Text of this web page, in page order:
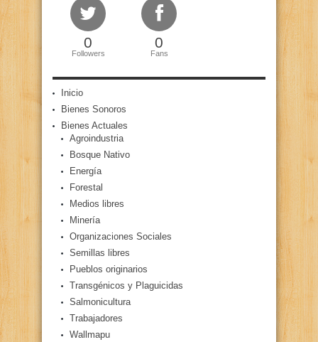
0
Followers
0
Fans
Inicio
Bienes Sonoros
Bienes Actuales
Agroindustria
Bosque Nativo
Energía
Forestal
Medios libres
Minería
Organizaciones Sociales
Semillas libres
Pueblos originarios
Transgénicos y Plaguicidas
Salmonicultura
Trabajadores
Wallmapu